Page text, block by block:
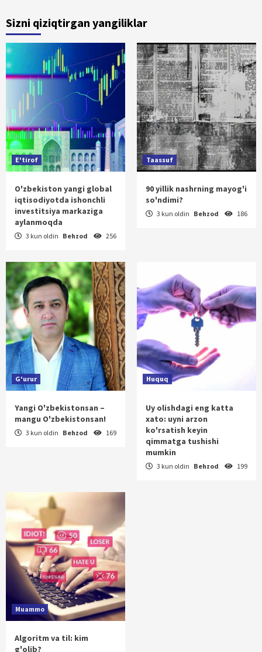
Sizni qiziqtirgan yangiliklar
E'tirof
O'zbekiston yangi global
iqtisodiyotda ishonchli
investitsiya markaziga
aylanmoqda
3 kun oldin Behzod 256
Taassuf
90 yillik nashrning mayog'i
so'ndimi?
3 kun oldin Behzod 186
G'urur
Yangi O'zbekistonsan –
mangu O'zbekistonsan!
3 kun oldin Behzod 169
Huquq
Uy olishdagi eng katta
xato: uyni arzon
ko'rsatish keyin
qimmatga tushishi
mumkin
3 kun oldin Behzod 199
Muammo
Algoritm va til: kim
g'olib?